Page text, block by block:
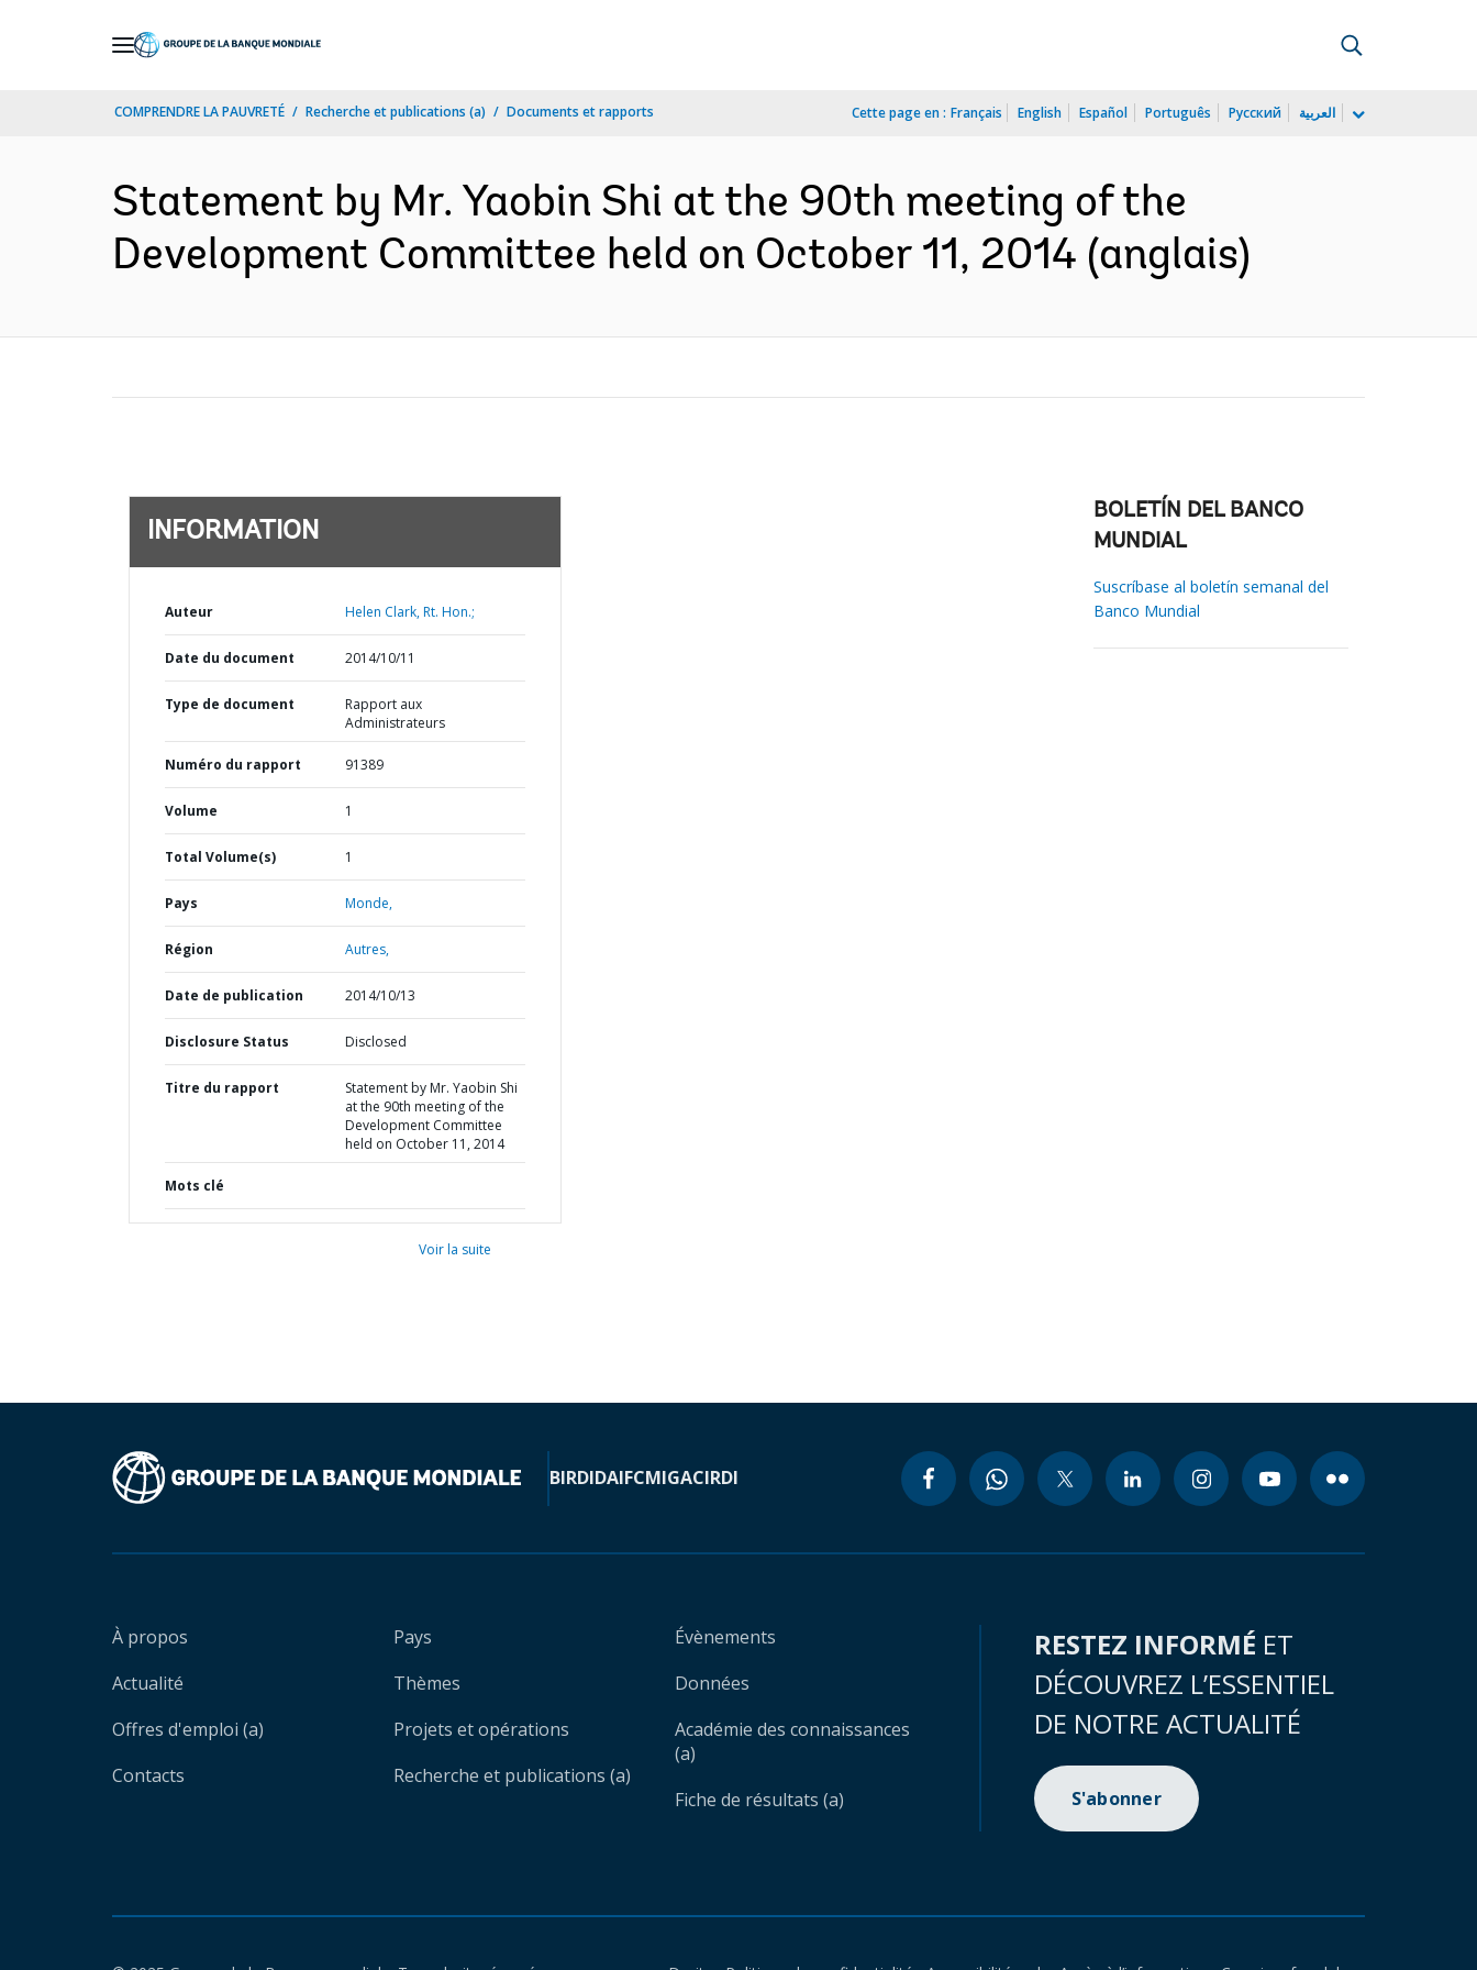
COMPRENDRE LA PAUVRETÉ Recherche et publications (a) Documents et rapports Cette page en : Français English Español Português Русский العربية
Statement by Mr. Yaobin Shi at the 90th meeting of the
Development Committee held on October 11, 2014 (anglais)
INFORMATION
Auteur Helen Clark, Rt. Hon.;
Date du document 2014/10/11
Type de document
Rapport aux
Administrateurs
Numéro du rapport 91389
Volume 1
Total Volume(s) 1
Pays Monde,
Région Autres,
Date de publication 2014/10/13
Disclosure Status Disclosed
Titre du rapport
Statement by Mr. Yaobin Shi
at the 90th meeting of the
Development Committee
held on October 11, 2014
Mots clé
Voir la suite
BOLETÍN DEL BANCO
MUNDIAL
Suscríbase al boletín semanal del
Banco Mundial
BIRDIDAIFCMIGACIRDI
À propos
Actualité
Offres d'emploi (a)
Contacts
Pays
Thèmes
Projets et opérations
Recherche et publications (a)
Évènements
Données
Académie des connaissances
(a)
Fiche de résultats (a)
RESTEZ INFORMÉ ET
DÉCOUVREZ L’ESSENTIEL
DE NOTRE ACTUALITÉ
S'abonner